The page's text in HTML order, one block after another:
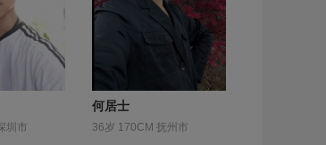
圳市
何居士
36岁 170CM 抚州市